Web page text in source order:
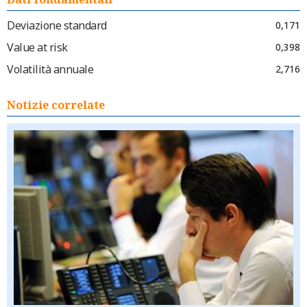
Deviazione standard
0,171
Value at risk 0,398
Volatilità annuale 2,716
Notizie correlate